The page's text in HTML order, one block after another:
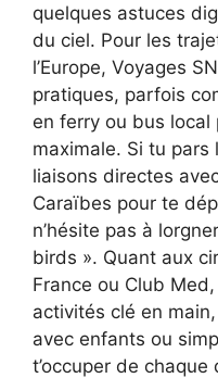
quelques astuces
du ciel. Pour les
l’Europe, Voyages
pratiques, parfois
en ferry ou bus
maximale. Si tu pars
liaisons directes
Caraïbes pour te
n’hésite pas à
birds ». Quant aux
France ou Club
activités clé en
avec enfants ou
t’occuper de chaque